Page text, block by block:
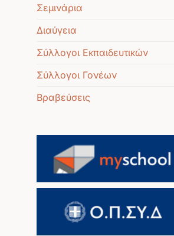
Σεμινάρια
Διαύγεια
Σύλλογοι Εκπαιδευτικών
Σύλλογοι Γονέων
Βραβεύσεις